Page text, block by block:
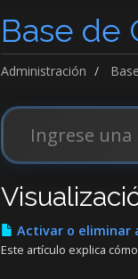
Base de
Administración
Activar o eliminar
Este artículo explica